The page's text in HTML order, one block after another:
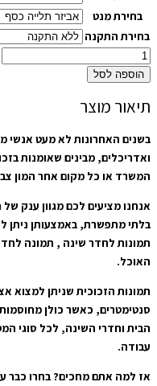
בחירת מנט
בחירת התקנה
הוספה לסל
תיאור מוצר
בשנים האחרונות לא מעט אנשי
ואדריכלים, מבינים שאומנות
המשרד או כל מקום אחר המון
אנחנו מציעים לכם מגוון ענק
בלתי מתפשרת, באמצעותן ניתן
תמונות לחדר שינה , תמונה
האוכל.
סנטימטרים, כאשר כולן
הבית וחדרי השינה, לכל סוגי
עבודה.
אז למה אתם מחכים? בחרו כבר